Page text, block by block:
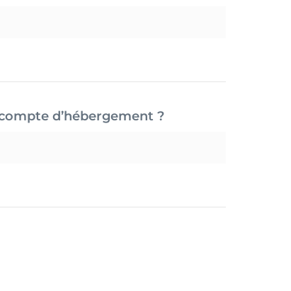
d’hébergement ?